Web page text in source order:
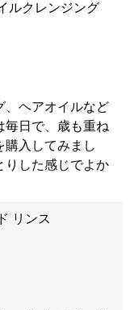
ルクレンジング
、ヘアオイルなど
毎日で、歳も重ね
購入してみまし
りした感じでよか
リンス